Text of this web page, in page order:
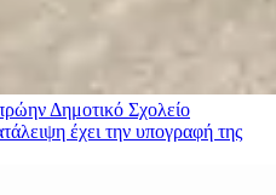
Δημοτικό Σχολείο
έχει την υπογραφή της